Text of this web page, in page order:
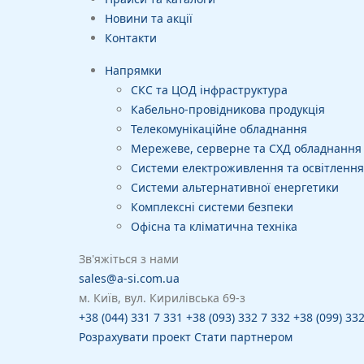
Новини та акції
Контакти
Напрямки
СКС та ЦОД інфраструктура
Кабельно-провідникова продукція
Телекомунікаційне обладнання
Мережеве, серверне та СХД обладнання
Системи електроживлення та освітлення
Системи альтернативної енергетики
Комплексні системи безпеки
Офісна та кліматична техніка
Зв'яжіться з нами
sales@a-si.com.ua
м. Київ, вул. Кирилівська 69-з
+38 (044) 331 7 331 +38 (093) 332 7 332 +38 (099)
Розрахувати проект Стати партнером